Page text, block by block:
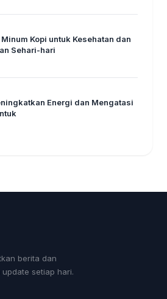
Kopi untuk Kesehatan dan
Sehari-hari
Energi dan Mengatasi
berita dan
setiap hari.